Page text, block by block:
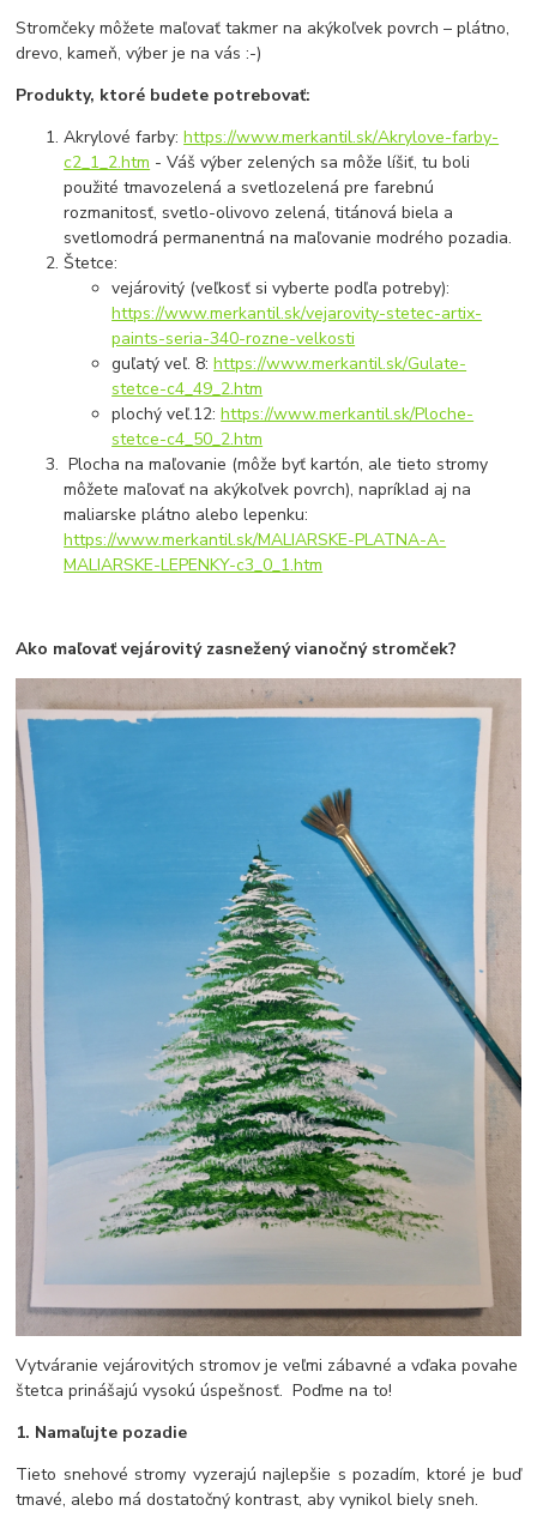
Stromčeky môžete maľovať takmer na akýkoľvek povrch – plátno,
drevo, kameň, výber je na vás :-)
Produkty, ktoré budete potrebovať:
Akrylové farby:https://www.merkantil.sk/Akrylove-farby-
c2_1_2.htm - Váš výber zelených sa môže líšiť, tu boli
použité tmavozelená a svetlozelená pre farebnú
rozmanitosť, svetlo-olivovo zelená, titánová biela a
svetlomodrá permanentná na maľovanie modrého pozadia.
Štetce:
vejárovitý (veľkosť si vyberte podľa potreby):
https://www.merkantil.sk/vejarovity-stetec-artix-
paints-seria-340-rozne-velkosti
guľatý veľ. 8:https://www.merkantil.sk/Gulate-
stetce-c4_49_2.htm
plochý veľ.12:https://www.merkantil.sk/Ploche-
stetce-c4_50_2.htm
Plocha na maľovanie (môže byť kartón, ale tieto stromy
môžete maľovať na akýkoľvek povrch), napríklad aj na
maliarske plátno alebo lepenku:
https://www.merkantil.sk/MALIARSKE-PLATNA-A-
MALIARSKE-LEPENKY-c3_0_1.htm
Ako maľovať vejárovitý zasnežený vianočný stromček?
Vytváranie vejárovitých stromov je veľmi zábavné a vďaka povahe
štetca prinášajú vysokú úspešnosť. Poďme na to!
1. Namaľujte pozadie
Tieto snehové stromy vyzerajú najlepšie s pozadím, ktoré je buď
tmavé, alebo má dostatočný kontrast, aby vynikol biely sneh.